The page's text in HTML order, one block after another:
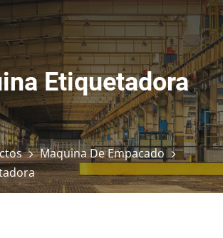
Etiquetadora
Maquina De Empacado